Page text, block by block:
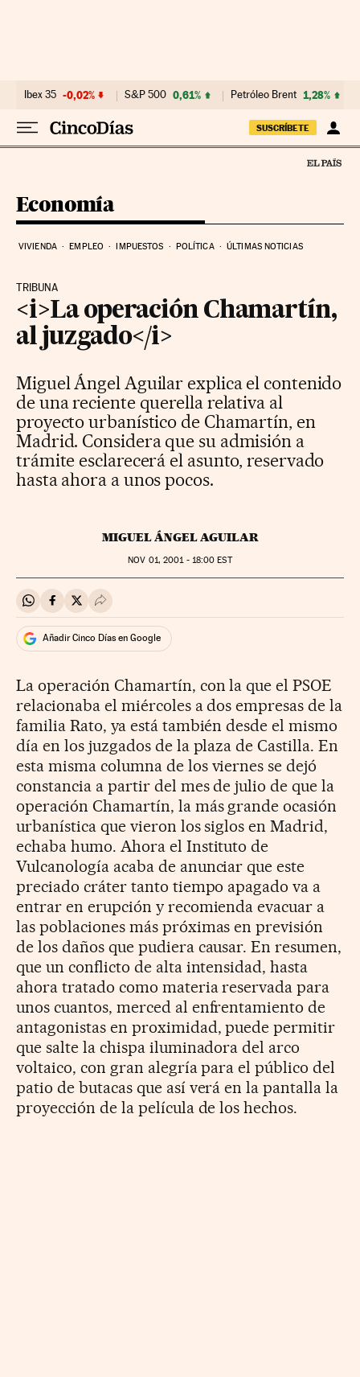
Ibex 35 -0,02% S&P 500 0,61% Petróleo Brent 1,28%
SUSCRÍBETE
Economía
VIVIENDA EMPLEO IMPUESTOS POLÍTICA ÚLTIMAS NOTICIAS
TRIBUNA
<i>La operación Chamartín,
al juzgado</i>
Miguel Ángel Aguilar explica el contenido
de una reciente querella relativa al
proyecto urbanístico de Chamartín, en
Madrid. Considera que su admisión a
trámite esclarecerá el asunto, reservado
hasta ahora a unos pocos.
MIGUEL ÁNGEL AGUILAR
NOV 01, 2001 - 18:00 EST
Compartir en Whatsapp
Compartir en Facebook
Compartir en Twitter
Desplegar Redes Sociales
Añadir Cinco Días en Google
La operación Chamartín, con la que el PSOE
relacionaba el miércoles a dos empresas de la
familia Rato, ya está también desde el mismo
día en los juzgados de la plaza de Castilla. En
esta misma columna de los viernes se dejó
constancia a partir del mes de julio de que la
operación Chamartín, la más grande ocasión
urbanística que vieron los siglos en Madrid,
echaba humo. Ahora el Instituto de
Vulcanología acaba de anunciar que este
preciado cráter tanto tiempo apagado va a
entrar en erupción y recomienda evacuar a
las poblaciones más próximas en previsión
de los daños que pudiera causar. En resumen,
que un conflicto de alta intensidad, hasta
ahora tratado como materia reservada para
unos cuantos, merced al enfrentamiento de
antagonistas en proximidad, puede permitir
que salte la chispa iluminadora del arco
voltaico, con gran alegría para el público del
patio de butacas que así verá en la pantalla la
proyección de la película de los hechos.